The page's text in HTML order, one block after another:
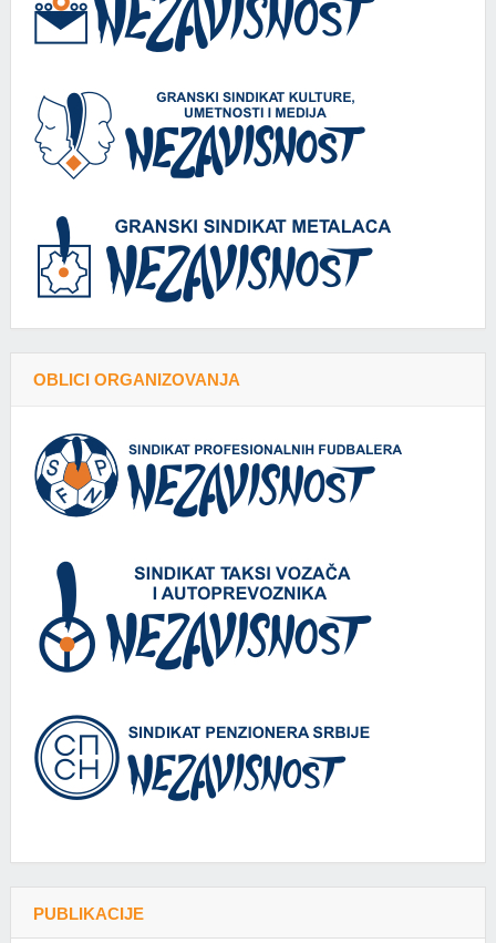
OBLICI ORGANIZOVANJA
PUBLIKACIJE